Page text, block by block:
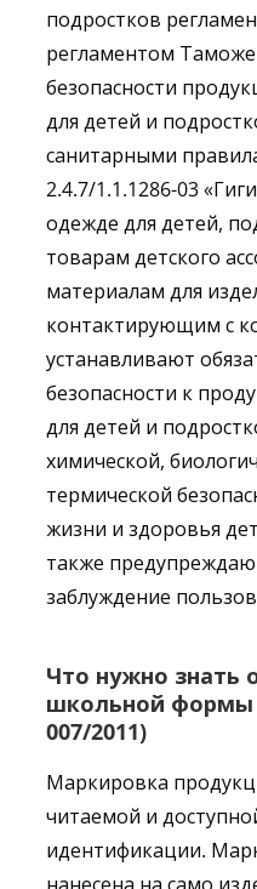
подростков
регламентом
безопасности
для детей и
санитарными
2.4.7/1.1.1286-03
одежде для детей,
товарам детского
материалам для
контактирующим с
устанавливают
безопасности к
для детей и
химической,
термической
жизни и здоровья
также
заблуждение
Что нужно знать
школьной формы
007/2011)
Маркировка
читаемой и
идентификации.